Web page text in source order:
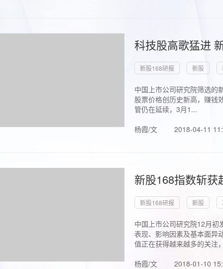
科技股高歌猛进
新股168研报 新股
中国上市公司研究院筛选的
股票价格创历史新高，赚钱
管仍在延续，3月1...
杨霞/文
2018-04-11
新股168指数斩
新股168研报 新股
中国上市公司研究院12月初
表现、影响因素及基本面异
值正在获得越来越多的关注
杨霞/文
2018-01-10